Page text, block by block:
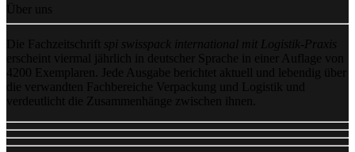
Über uns
Die Fachzeitschrift
spi swisspack international mit Logistik-Praxis
erscheint viermal jährlich in deutscher Sprache in einer Auflage von
4200 Exemplaren. Jede Ausgabe berichtet aktuell und lebendig über
die verwandten Fachbereiche Verpackung und Logistik und
verdeutlicht die Zusammenhänge zwischen ihnen.